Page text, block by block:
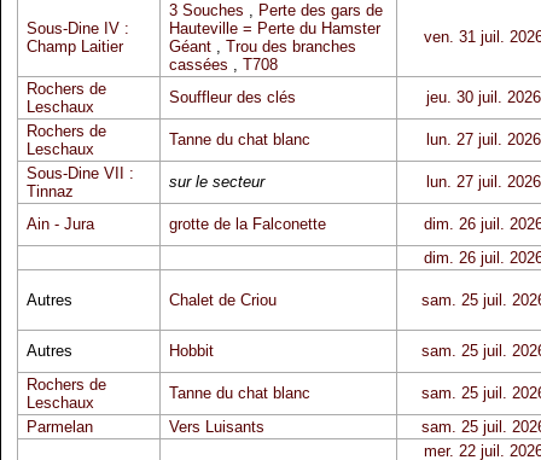
Sous-Dine IV :
Champ Laitier
3 Souches , Perte des gars de
Hauteville = Perte du Hamster
Géant, Trou des branches
cassées , T708
ven. 31 juil.
Rochers de
Leschaux
Souffleur des clés
jeu. 30 juil. 2026
Rochers de
Leschaux
Tanne du chat blanc
lun. 27 juil. 2026
Sous-Dine VII :
Tinnaz
sur le secteur lun. 27 juil. 2026
Ain - Jura grotte de la Falconette
dim. 26 juil.
dim. 26 juil.
Autres Chalet de Criou sam. 25 juil.
Autres Hobbit
sam. 25 juil.
Rochers de
Leschaux
Tanne du chat blanc
sam. 25 juil.
Parmelan
Vers Luisants
sam. 25 juil.
mer. 22 juil.